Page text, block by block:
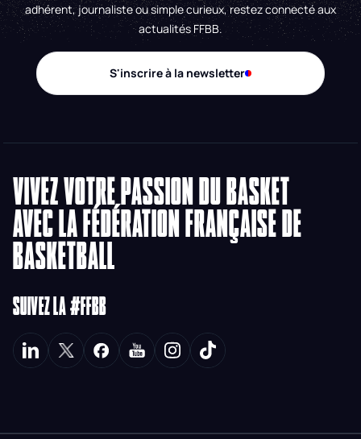
adhérent, journaliste ou simple curieux, restez connecté aux
actualités FFBB.
S'inscrire à la newsletter
VIVEZ VOTRE PASSION DU BASKET
AVEC LA FÉDÉRATION FRANÇAISE DE
BASKETBALL
SUIVEZ LA #FFBB